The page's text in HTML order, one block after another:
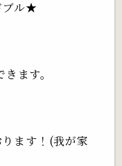
ブル★
ます。
ます！(我が家